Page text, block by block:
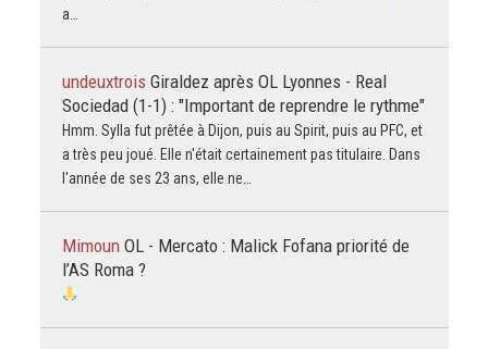
a…
undeuxtrois Giraldez après OL Lyonnes - Real
Sociedad (1-1) : "Important de reprendre le rythme"
Hmm. Sylla fut prêtée à Dijon, puis au Spirit, puis au PFC, et
a très peu joué. Elle n'était certainement pas titulaire. Dans
l'année de ses 23 ans, elle ne…
Mimoun OL - Mercato : Malick Fofana priorité de
l’AS Roma ?